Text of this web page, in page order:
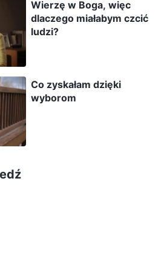
wierni oraz
obecne karcenie
następny etap Mojego
napominam was,
i nie traktowali ani
znaczenia waszego
piachu. Czy
jakie będzie Moje
Wierzę w Boga, więc
dlaczego miałabym czcić
ludzi?
Co zyskałam dzięki
wyborom